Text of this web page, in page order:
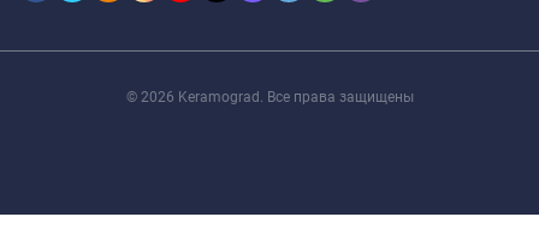
© 2026 Keramograd. Все права защищены